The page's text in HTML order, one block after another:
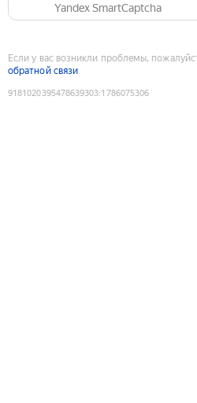
Yandex SmartCaptcha
Если у вас возникли проблемы,
обратной связи
9181020395478639303:1786075306